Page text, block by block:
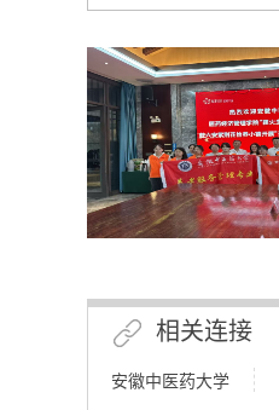
相关连接
安徽中医药大学